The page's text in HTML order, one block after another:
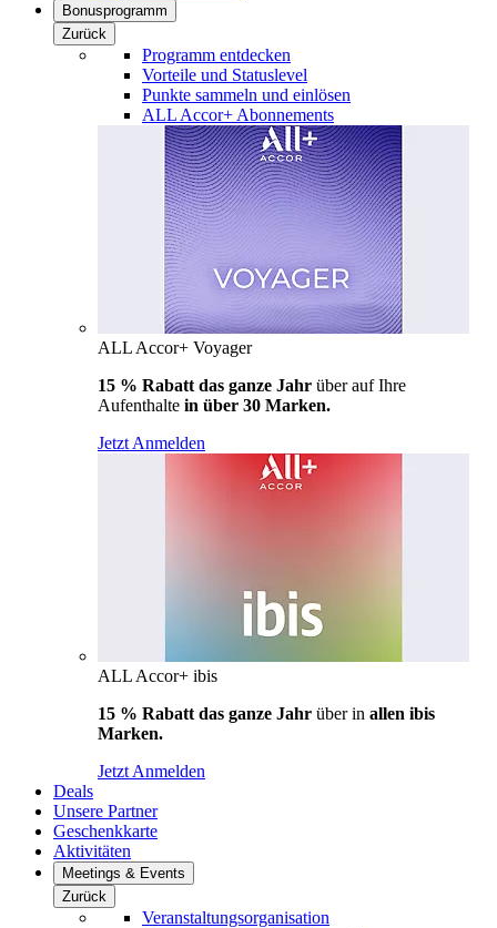
Bonusprogramm
Zurück
Programm entdecken
Vorteile und Statuslevel
Punkte sammeln und einlösen
ALL Accor+ Abonnements
ALL Accor+ Voyager
15 % Rabatt das ganze Jahr über auf Ihre
Aufenthalte in über 30 Marken.
Jetzt Anmelden
ALL Accor+ ibis
15 % Rabatt das ganze Jahr über in allen ibis
Marken.
Jetzt Anmelden
Deals
Unsere Partner
Geschenkkarte
Aktivitäten
Meetings & Events
Zurück
Veranstaltungsorganisation